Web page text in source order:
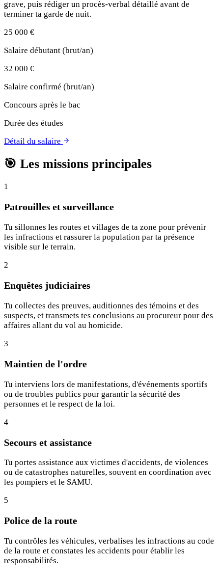
grave, puis rédiger un procès-verbal détaillé avant de
terminer ta garde de nuit.
25 000 €
Salaire débutant (brut/an)
32 000 €
Salaire confirmé (brut/an)
Concours après le bac
Durée des études
Détail du salaire
🎯 Les missions principales
1
Patrouilles et surveillance
Tu sillonnes les routes et villages de ta zone pour prévenir
les infractions et rassurer la population par ta présence
visible sur le terrain.
2
Enquêtes judiciaires
Tu collectes des preuves, auditionnes des témoins et des
suspects, et transmets tes conclusions au procureur pour des
affaires allant du vol au homicide.
3
Maintien de l'ordre
Tu interviens lors de manifestations, d'événements sportifs
ou de troubles publics pour garantir la sécurité des
personnes et le respect de la loi.
4
Secours et assistance
Tu portes assistance aux victimes d'accidents, de violences
ou de catastrophes naturelles, souvent en coordination avec
les pompiers et le SAMU.
5
Police de la route
Tu contrôles les véhicules, verbalises les infractions au code
de la route et constates les accidents pour établir les
responsabilités.